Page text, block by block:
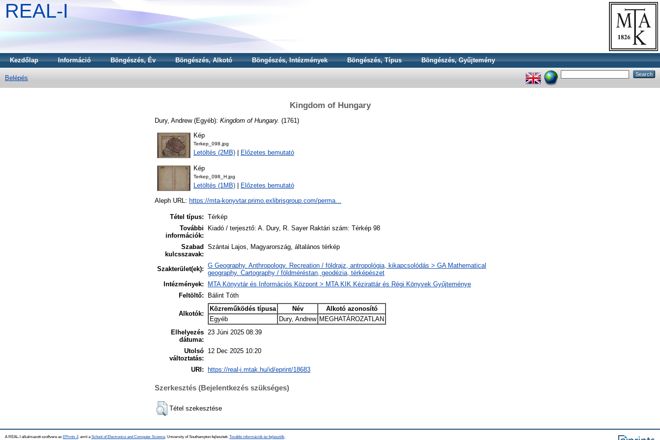
REAL-I
Kezdőlap Információ Böngészés, Év Böngészés, Alkotó Böngészés, Intézmények Böngészés, Típus Böngészés, Gyűjtemény
Belépés
Kingdom of Hungary
Dury, Andrew(Egyéb): Kingdom of Hungary. (1761)
Kép
Terkep_098.jpg
Letöltés (2MB) Előzetes bemutató
Kép
Terkep_098_H.jpg
Letöltés (1MB) Előzetes bemutató
Aleph URL: https://mta-konyvtar.primo.exlibrisgroup.com/perma...
Tétel típus: Térkép
További
információk:
Kiadó / terjesztő: A. Dury, R. Sayer Raktári szám: Térkép 98
Szabad
kulcsszavak:
Szántai Lajos, Magyarország, általános térkép
Szakterület(ek): G Geography. Anthropology. Recreation / földrajz, antropológia, kikapcsolódás > GA Mathematical
geography. Cartography / földméréstan, geodézia, térképészet
Intézmények:
MTA Könyvtár és Információs Központ > MTA KIK Kézirattár és Régi Könyvek Gyűjteménye
Feltöltő:
Bálint Tóth
Alkotók:
Közreműködés típusa Név
Alkotó azonosító
Egyéb
Dury, Andrew MEGHATÁROZATLAN
Elhelyezés
dátuma:
23 Júni 2025 08:39
Utolsó
változtatás:
12 Dec 2025 10:20
URI: https://real-i.mtak.hu/id/eprint/18683
Szerkesztés (Bejelentkezés szükséges)
Tétel szekesztése
A REAL-I alkalmazott szoftvere az EPrints 3, amit a School of Electronics and Computer Science , University of Southampton fejlesztett. További információk és fejlesztők